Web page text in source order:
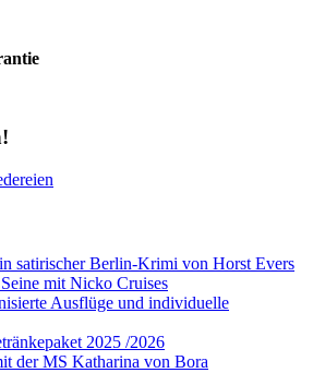
satirischer Berlin-Krimi von Horst Evers
mit Nicko Cruises
Ausflüge und individuelle
2025 /2026
der MS Katharina von Bora